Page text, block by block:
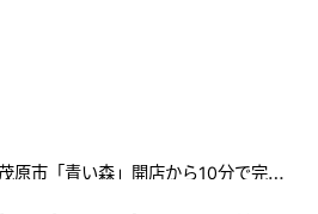
」開店から10分で完売！？絶品じゃがいもぱん＆商売ベタなパン職人に密着『オモウマい店』